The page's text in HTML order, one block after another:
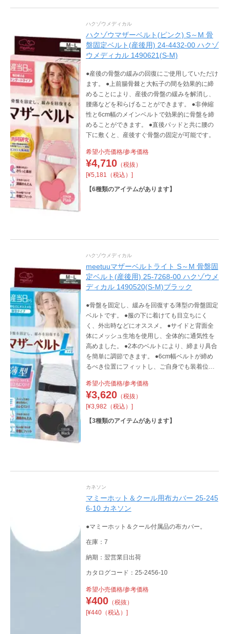
ハクゾウメディカル
ハクゾウマザーベルト(ピンク) S～M 骨
盤固定ベルト(産後用) 24-4432-00 ハクゾ
ウメディカル 1490621(S-M)
●産後の骨盤の緩みの回復にご使用していただけ
ます。 ●上前腸骨棘と大転子の間を効果的に締
めることにより、産後の骨盤の緩みを解消し、
腰痛などを和らげることができます。 ●非伸縮
性と6cm幅のメインベルトで効果的に骨盤を締
めることができます。 ●直後パッドと共に腰の
下に敷くと、産後すぐ骨盤の固定が可能です。
希望小売価格/参考価格
¥4,710（税抜）
[¥5,181（税込）]
【6種類のアイテムがあります】
ハクゾウメディカル
meetuuマザーベルトライト S～M 骨盤固
定ベルト(産後用) 25-7268-00 ハクゾウメ
ディカル 1490520(S-M)ブラック
●骨盤を固定し、緩みを回復する薄型の骨盤固定
ベルトです。 ●服の下に着けても目立ちにく
く、外出時などにオススメ。 ●サイドと背面全
体にメッシュ生地を使用し、全体的に通気性を
高めました。 ●2本のベルトにより、締まり具合
を簡単に調節できます。 ●6cm幅ベルトが締め
るべき位置にフィットし、ご自身でも装着位置
も少なく、着用中の違和感が少ない設計です。
●背中側の3つの補強板で、安定感のある着け心
地です。
希望小売価格/参考価格
¥3,620（税抜）
[¥3,982（税込）]
【3種類のアイテムがあります】
カネソン
マミーホット＆クール用布カバー 25-245
6-10 カネソン
●マミーホット＆クール付属品の布カバー。
在庫：7
納期：翌営業日出荷
カタログコード：25-2456-10
希望小売価格/参考価格
¥400（税抜）
[¥440（税込）]